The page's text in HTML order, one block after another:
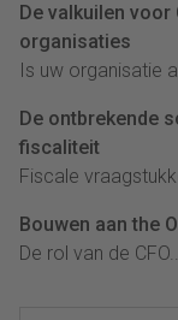
De valkuilen voor
organisaties
Is uw organisatie
De ontbrekende
fiscaliteit
Fiscale
Bouwen aan the
De rol van de